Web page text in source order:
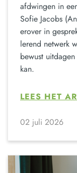
afdwingen in
Sofie Jacobs
erover in
lerend netwerk
bewust
kan.
LEES HET
02 juli 2026